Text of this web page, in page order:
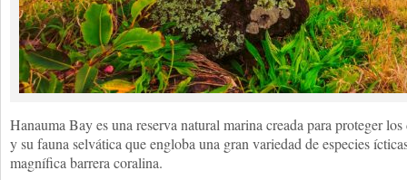
Hanauma Bay es una reserva natural marina creada para proteger
y su fauna selvática que engloba una gran variedad de especies
magnífica barrera coralina.